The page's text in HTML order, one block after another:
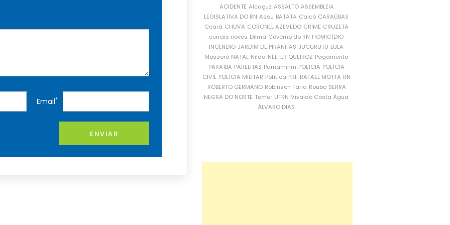
Email*
ENVIAR
ACIDENTE Alcaçuz ASSALTO ASSEMBLEIA
LEGISLATIVA DO RN Assu BATATA Caicó CARAÚBAS
Ceará CHUVA CORONEL AZEVEDO CRIME CRUZETA
currais novos Dilma Governo do RN HOMICÍDIO
INCÊNDIO JARDIM DE PIRANHAS JUCURUTU LULA
Mossoró NATAL Nilda NÉLTER QUEIROZ Pagamento
PARAÍBA PARELHAS Parnamirim POLÍCIA POLÍCIA
CIVIL POLÍCIA MILITAR Política PRF RAFAEL MOTTA RN
ROBERTO GERMANO Robinson Faria Roubo SERRA
NEGRA DO NORTE Temer UFRN Vivaldo Costa Água
ÁLVARO DIAS